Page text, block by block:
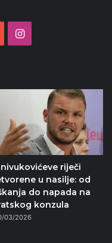
YouTubeInstagram
riječi
u nasilje: od
do napada na
konzula
03/2026